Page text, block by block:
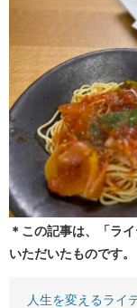
＊この記事は、「ラ
いただいたものです。
人生を変えるライ